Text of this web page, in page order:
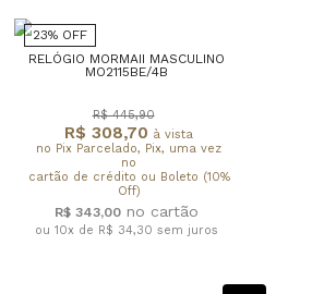
23% OFF
RELÓGIO MORMAII MASCULINO
MO2115BE/4B
R$ 308,70 à vista
no Pix Parcelado, Pix, uma vez
no
cartão de crédito ou Boleto (10%
Off)
R$ 445,90
R$ 343,00
ou 10x de R$ 34,30 sem juros